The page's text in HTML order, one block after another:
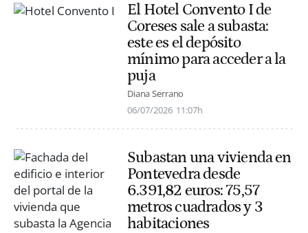
El Hotel Convento I de
Coreses sale a subasta:
este es el depósito
mínimo para acceder a la
puja
Diana Serrano
06/07/2026 11:07h
Subastan una vivienda en
Pontevedra desde
6.391,82 euros: 75,57
metros cuadrados y 3
habitaciones